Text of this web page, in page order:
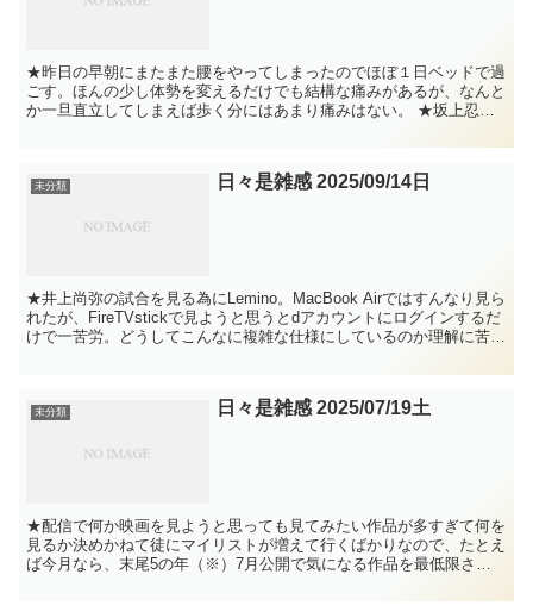
★昨日の早朝にまたまた腰をやってしまったのでほぼ１日ベッドで過
ごす。ほんの少し体勢を変えるだけでも結構な痛みがあるが、なんと
か一旦直立してしまえば歩く分にはあまり痛みはない。 ★坂上忍司
未分類 日々是雑感 2025/09/14日
★井上尚弥の試合を見る為にLemino。MacBook Airではすんなり見ら
れたが、FireTVstickで見ようと思うとdアカウントにログインするだ
けで一苦労。どうしてこんなに複雑な仕様にしているのか理解に苦し
未分類 日々是雑感 2025/07/19土
★配信で何か映画を見ようと思っても見てみたい作品が多すぎて何を
見るか決めかねて徒にマイリストが増えて行くばかりなので、たとえ
ば今月なら、末尾5の年（※）7月公開で気になる作品を最低限さわ